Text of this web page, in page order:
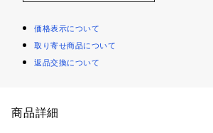
価格表示について
取り寄せ商品について
返品交換について
商品詳細